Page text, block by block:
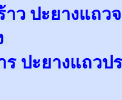
าว ปะยางแถว
ร ปะยางแถวป